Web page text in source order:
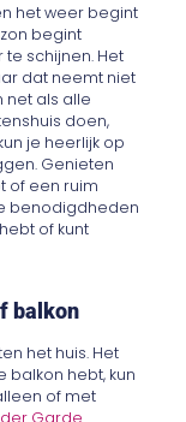
het weer begint
begint
schijnen. Het
dat neemt niet
net als alle
doen,
je heerlijk op
Genieten
of een ruim
benodigdheden
of kunt
balkon
het huis. Het
balkon hebt, kun
of met
Garde